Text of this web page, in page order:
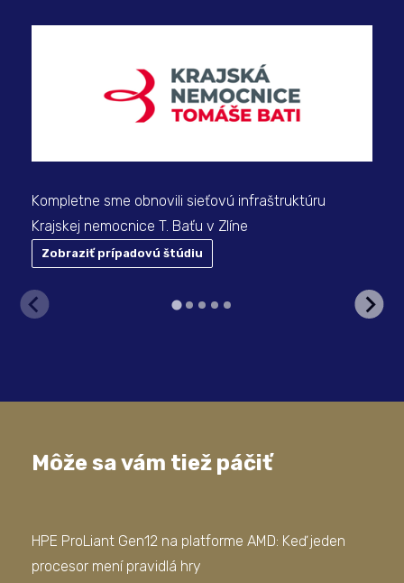
Kompletne sme obnovili sieťovú infraštruktúru
Krajskej nemocnice T. Baťu v Zlíne
Zobraziť prípadovú štúdiu
Môže sa vám tiež páčiť
HPE ProLiant Gen12 na platforme AMD: Keď jeden
procesor mení pravidlá hry